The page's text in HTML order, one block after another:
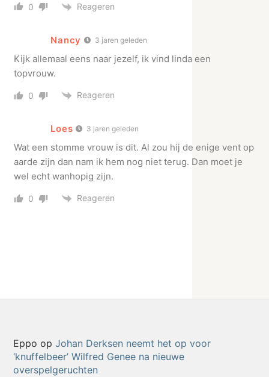
0 Reageren
Nancy 3 jaren geleden
Kijk allemaal eens naar jezelf, ik vind linda een
topvrouw.
0 Reageren
Loes 3 jaren geleden
Wat een stomme vrouw is dit. Al zou hij de enige vent op
aarde zijn dan nam ik hem nog niet terug. Dan moet je
wel echt wanhopig zijn.
0 Reageren
Eppo opJohan Derksen neemt het op voor
‘knuffelbeer’ Wilfred Genee na nieuwe
overspelgeruchten